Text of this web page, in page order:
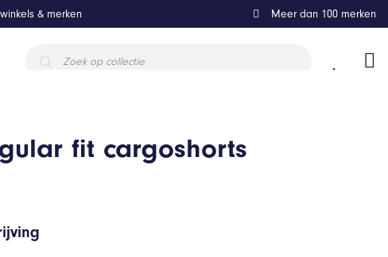
zoeken
& merken Meer dan 100 merken
fit cargoshorts